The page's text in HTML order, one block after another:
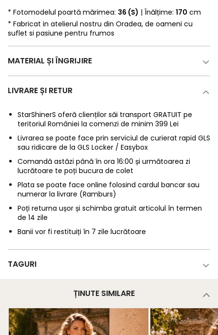
* Fotomodelul poartă mărimea: 36 (S) | Înălțime: 170 cm
* Fabricat in atelierul nostru din Oradea, de oameni cu
suflet si pasiune pentru frumos
MATERIAL ȘI ÎNGRIJIRE
LIVRARE ȘI RETUR
StarShinerS oferă clienților săi transport GRATUIT pe
teritoriul României la comenzi de minim 399 Lei
Livrarea se poate face prin serviciul de curierat rapid GLS
sau ridicare de la GLS Locker / Easybox
Comandă astăzi până în ora 16:00 și următoarea zi
lucrătoare te poți bucura de colet
Plata se poate face online folosind cardul bancar sau
numerar la livrare (Ramburs)
Poți returna ușor și schimba gratuit articolul în termen
de 14 zile
Banii vor fi restituiți în 7 zile lucrătoare
TAGURI
ȚINUTE SIMILARE